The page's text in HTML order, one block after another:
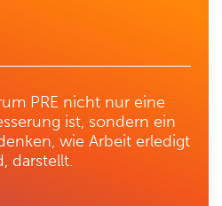
PRE nicht nur eine
ist, sondern ein
wie Arbeit erledigt
darstellt.